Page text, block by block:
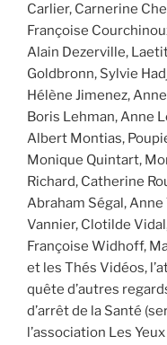
Carlier, Carnerine
Françoise
Alain Dezerville,
Goldbronn, Sylvie
Hélène Jimenez,
Boris Lehman, Anne
Albert Montias,
Monique Quintart,
Richard, Catherine
Abraham Ségal,
Vannier, Clotilde
Françoise Widhoff,
et les Thés Vidéos,
quête d’autres
d’arrêt de la Santé
l’association Les Yeux